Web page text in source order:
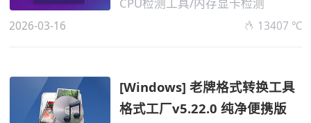
CPU检测工具/内存显卡检测
2026-03-16 13407 ℃
[Windows] 老牌格式转换工具
格式工厂v5.22.0 纯净便携版